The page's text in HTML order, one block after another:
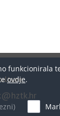
funkcionirala
ovdje.